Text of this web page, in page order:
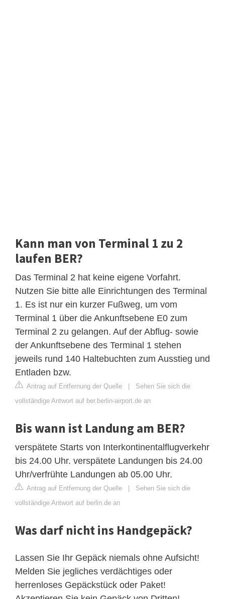
Kann man von Terminal 1 zu 2
laufen BER?
Das Terminal 2 hat keine eigene Vorfahrt.
Nutzen Sie bitte alle Einrichtungen des Terminal
1. Es ist nur ein kurzer Fußweg, um vom
Terminal 1 über die Ankunftsebene E0 zum
Terminal 2 zu gelangen. Auf der Abflug- sowie
der Ankunftsebene des Terminal 1 stehen
jeweils rund 140 Haltebuchten zum Ausstieg und
Entladen bzw.
Antrag auf Entfernung der Quelle | Sehen Sie sich die
vollständige Antwort auf ber.berlin-airport.de an
Bis wann ist Landung am BER?
verspätete Starts von Interkontinentalflugverkehr
bis 24.00 Uhr. verspätete Landungen bis 24.00
Uhr/verfrühte Landungen ab 05.00 Uhr.
Antrag auf Entfernung der Quelle | Sehen Sie sich die
vollständige Antwort auf berlin.de an
Was darf nicht ins Handgepäck?
Lassen Sie Ihr Gepäck niemals ohne Aufsicht!
Melden Sie jegliches verdächtiges oder
herrenloses Gepäckstück oder Paket!